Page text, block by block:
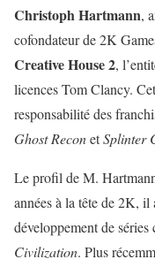
Christoph Hartmann,
cofondateur de 2K
Creative House 2,
licences Tom Clancy.
responsabilité des
Ghost ReconetSplinter
Le profil de M.
années à la tête de 2K,
développement de séries
Civilization. Plus